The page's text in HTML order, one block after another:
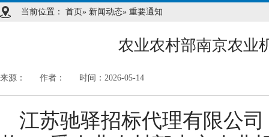
当前位置： 首页» 新闻动态» 重要通知
农业农村部南京农业
来源： 作者： 时间：2026-05-14
江苏驰驿招标代理有限公